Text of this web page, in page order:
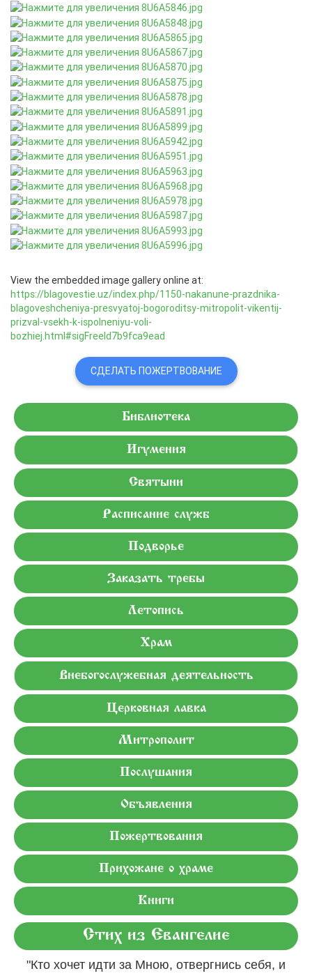
View the embedded image gallery online at:
https://blagovestie.uz/index.php/1150-nakanune-prazdnika-
blagoveshcheniya-presvyatoj-bogoroditsy-mitropolit-vikentij-
prizval-vsekh-k-ispolneniyu-voli-
bozhiej.html#sigFreeId7b9fca9ead
СДЕЛАТЬ ПОЖЕРТВОВАНИЕ
Библиотека
Игумения
Святыни
Расписание служб
Подворье
Заказать требы
Летопись
Храм
Внебогослужебная деятельность
Церковная лавка
Митрополит
Послушания
Объявления
Пожертвования
Прихожане о храме
Книги
Стих из Евангелие
"Кто хочет идти за Мною, отвергнись себя, и